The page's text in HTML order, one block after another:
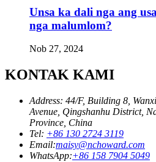
Unsa ka dali nga ang
nga malumlom?
Nob 27, 2024
KONTAK KAMI
Address: 44/F, Building 8,
Avenue, Qingshanhu District,
Province, China
Tel: +86 130 2724 3119
Email:maisy@nchoward.com
WhatsApp:+86 158 7904 5049